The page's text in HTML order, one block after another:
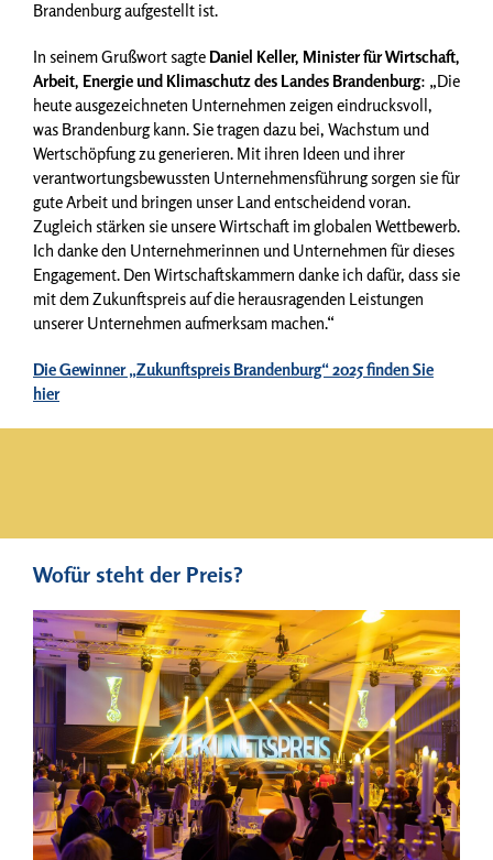
Brandenburg aufgestellt ist.
In seinem Grußwort sagteDaniel Keller, Minister für Wirtschaft,
Arbeit, Energie und Klimaschutz des Landes Brandenburg: „Die
heute ausgezeichneten Unternehmen zeigen eindrucksvoll,
was Brandenburg kann. Sie tragen dazu bei, Wachstum und
Wertschöpfung zu generieren. Mit ihren Ideen und ihrer
verantwortungsbewussten Unternehmensführung sorgen sie für
gute Arbeit und bringen unser Land entscheidend voran.
Zugleich stärken sie unsere Wirtschaft im globalen Wettbewerb.
Ich danke den Unternehmerinnen und Unternehmen für dieses
Engagement. Den Wirtschaftskammern danke ich dafür, dass sie
mit dem Zukunftspreis auf die herausragenden Leistungen
unserer Unternehmen aufmerksam machen.“
Die Gewinner „Zukunftspreis Brandenburg“ 2025 finden Sie
hier
Wofür steht der Preis?